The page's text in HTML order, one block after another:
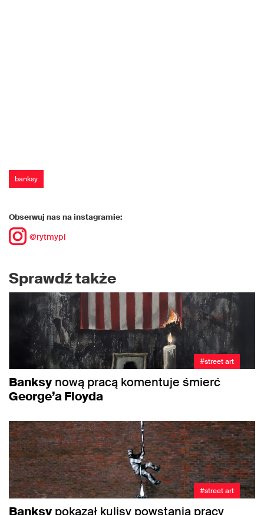
banksy
Obserwuj nas na instagramie:
@rytmypl
Sprawdź także
#street art
Banksy nową pracą komentuje śmierć
George’a Floyda
#street art
Banksy pokazał kulisy powstania pracy